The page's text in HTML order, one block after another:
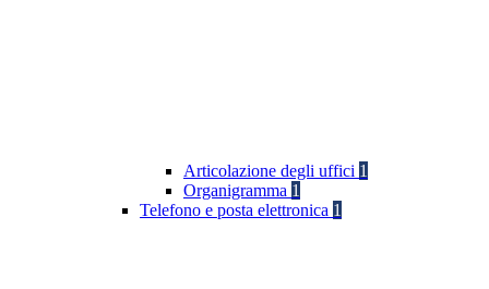
Articolazione degli uffici 1
Organigramma 1
Telefono e posta elettronica 1